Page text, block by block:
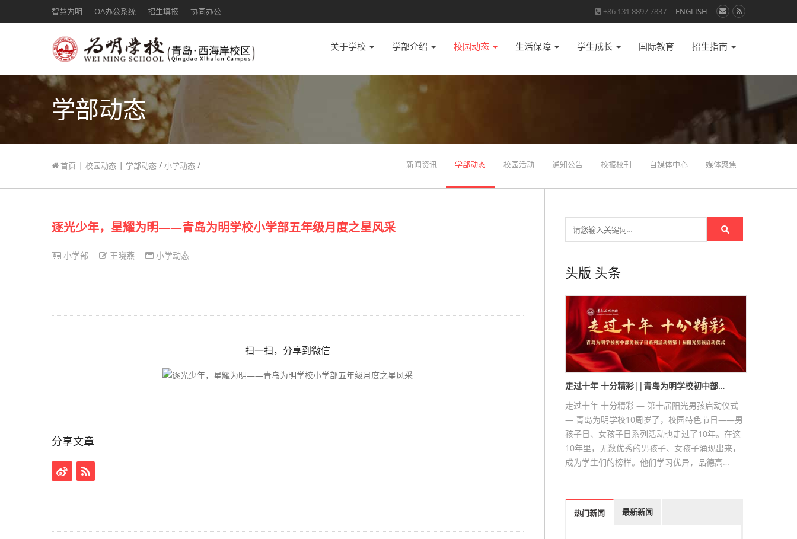
智慧为明 OA办公系统 招生填报 协同办公 +86 131 8897 7837 ENGLISH
关于学校 学部介绍 校园动态 生活保障 学生成长 国际教育 招生指南
学部动态
首页 | 校园动态 | 学部动态 / 小学动态 / 新闻资讯 学部动态 校园活动 通知公告 校报校刊 自媒体中心 媒体聚焦
逐光少年，星耀为明——青岛为明学校小学部五年级月度之星风采
小学部 王晓燕 小学动态
扫一扫，分享到微信
分享文章
头版 头条
走过十年 十分精彩||青岛为明学校初中部…
走过十年 十分精彩 — 第十届阳光男孩启动仪式
— 青岛为明学校10周岁了，校园特色节日——男
孩子日、女孩子日系列活动也走过了10年。在这
10年里，无数优秀的男孩子、女孩子涌现出来，
成为学生们的榜样。他们学习优异，品德高…
热门新闻 最新新闻